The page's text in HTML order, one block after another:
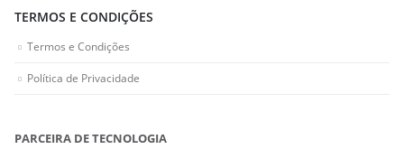
TERMOS E CONDIÇÕES
Termos e Condições
Política de Privacidade
PARCEIRA DE TECNOLOGIA